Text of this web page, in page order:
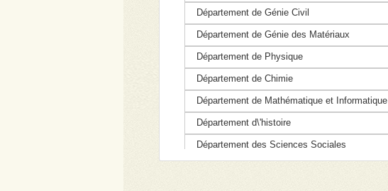
Département de Génie Civil
Département de Génie des Matériaux
Département de Physique
Département de Chimie
Département de Mathématique et Informatique
Département d\'histoire
Département des Sciences Sociales